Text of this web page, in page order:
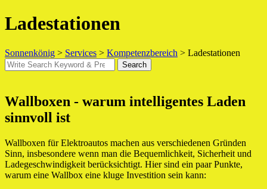
Ladestationen
Sonnenkönig > Services > Kompetenzbereich > Ladestationen
Search
for:
Search
Wallboxen - warum intelligentes Laden
sinnvoll ist
Wallboxen für Elektroautos machen aus verschiedenen Gründen
Sinn, insbesondere wenn man die Bequemlichkeit, Sicherheit und
Ladegeschwindigkeit berücksichtigt. Hier sind ein paar Punkte,
warum eine Wallbox eine kluge Investition sein kann: